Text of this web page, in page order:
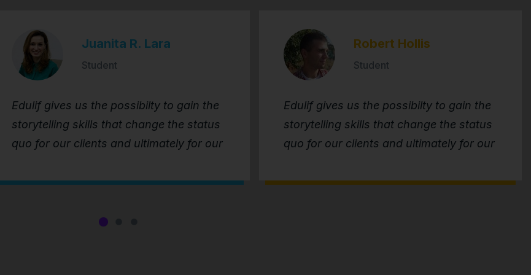
Juanita R. Lara
Student
Edulif gives us the possibilty to gain the
storytelling skills that change the status
quo for our clients and ultimately for our
Robert Hollis
Student
Edulif gives us the possibilty to gain the
storytelling skills that change the status
quo for our clients and ultimately for our